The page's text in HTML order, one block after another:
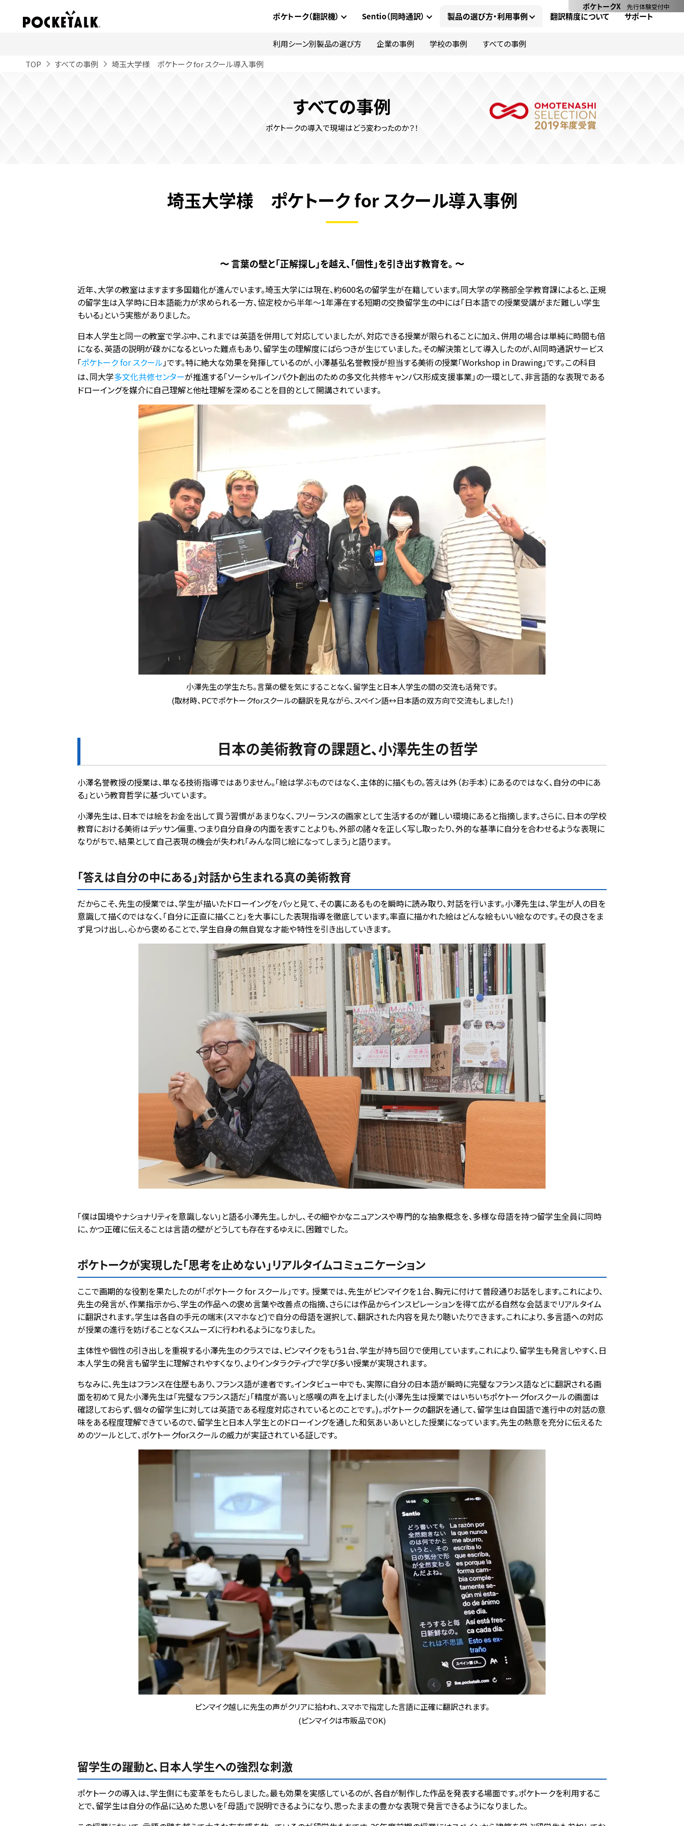
ポケトーク（翻訳機） Sentio（同時通訳） 製品の選び方・利用事例
利用シーン別製品の選び方 企業の事例 学校の事例 すべての事例
翻訳精度について サポート
ポケトークX 先行体験受付中
TOP すべての事例 埼玉大学様 ポケトーク for スクール導入事例
すべての事例
ポケトークの導入で現場はどう変わったのか？！
埼玉大学様 ポケトーク for スクール導入事例
〜 言葉の壁と「正解探し」を越え、「個性」を引き出す教育を。 〜
近年、大学の教室はますます多国籍化が進んでいます。埼玉大学には現在、約600名の留学生が在籍しています。同大学の学務部全学教育課によると、正規
の留学生は入学時に日本語能力が求められる一方、協定校から半年〜1年滞在する短期の交換留学生の中には「日本語での授業受講がまだ難しい学生
もいる」という実態がありました。
日本人学生と同一の教室で学ぶ中、これまでは英語を併用して対応していましたが、対応できる授業が限られることに加え、併用の場合は単純に時間も倍
になる、英語の説明が疎かになるといった難点もあり、留学生の理解度にばらつきが生じていました。その解決策として導入したのが、AI同時通訳サービス
「ポケトーク for スクール 」です。特に絶大な効果を発揮しているのが、小澤基弘名誉教授が担当する美術の授業「Workshop in Drawing」です。この科目
は、同大学多文化共修センターが推進する「ソーシャルインパクト創出のための多文化共修キャンパス形成支援事業」の一環として、非言語的な表現である
ドローイングを媒介に自己理解と他社理解を深めることを目的として開講されています。
小澤先生の学生たち。言葉の壁を気にすることなく、留学生と日本人学生の間の交流も活発です。
(取材時、PCでポケトークforスクールの翻訳を見ながら、スペイン語↔︎日本語の双方向で交流もしました！)
日本の美術教育の課題と、小澤先生の哲学
小澤名誉教授の授業は、単なる技術指導ではありません。「絵は学ぶものではなく、主体的に描くもの。答えは外（お手本）にあるのではなく、自分の中にあ
る」という教育哲学に基づいています。
小澤先生は、日本では絵をお金を出して買う習慣があまりなく、フリーランスの画家として生活するのが難しい環境にあると指摘します。さらに、日本の学校
教育における美術はデッサン偏重、つまり自分自身の内面を表すことよりも、外部の諸々を正しく写し取ったり、外的な基準に自分を合わせるような表現に
なりがちで、結果として自己表現の機会が失われ「みんな同じ絵になってしまう」と語ります。
「答えは自分の中にある」対話から生まれる真の美術教育
だからこそ、先生の授業では、学生が描いたドローイングをパッと見て、その裏にあるものを瞬時に読み取り、対話を行います。小澤先生は、学生が人の目を
意識して描くのではなく、「自分に正直に描くこと」を大事にした表現指導を徹底しています。率直に描かれた絵はどんな絵もいい絵なのです。その良さをま
ず見つけ出し、心から褒めることで、学生自身の無自覚な才能や特性を引き出していきます。
「僕は国境やナショナリティを意識しない」と語る小澤先生。しかし、その細やかなニュアンスや専門的な抽象概念を、多様な母語を持つ留学生全員に同時
に、かつ正確に伝えることは言語の壁がどうしても存在するゆえに、困難でした。
ポケトークが実現した「思考を止めない」リアルタイムコミュニケーション
ここで画期的な役割を果たしたのが「ポケトーク for スクール」です。 授業では、先生がピンマイクを１台、胸元に付けて普段通りお話をします。これにより、
先生の発言が、作業指示から、学生の作品への褒め言葉や改善点の指摘、さらには作品からインスピレーションを得て広がる自然な会話までリアルタイム
に翻訳されます。学生は各自の手元の端末(スマホなど)で自分の母語を選択して、翻訳された内容を見たり聴いたりできます。これにより、多言語への対応
が授業の進行を妨げることなくスムーズに行われるようになりました。
主体性や個性の引き出しを重視する小澤先生のクラスでは、ピンマイクをもう１台、学生が持ち回りで使用しています。これにより、留学生も発言しやすく、日
本人学生の発言も留学生に理解されやすくなり、よりインタラクティブで学び多い授業が実現されます。
ちなみに、先生はフランス在住歴もあり、フランス語が達者です。インタビュー中でも、実際に自分の日本語が瞬時に完璧なフランス語などに翻訳される画
面を初めて見た小澤先生は「完璧なフランス語だ」「精度が高い」と感嘆の声を上げました(小澤先生は授業ではいちいちポケトークforスクールの画面は
確認しておらず、個々の留学生に対しては英語である程度対応されているとのことです。)。ポケトークの翻訳を通して、留学生は自国語で進行中の対話の意
味をある程度理解できているので、留学生と日本人学生とのドローイングを通した和気あいあいとした授業になっています。先生の熱意を充分に伝えるた
めのツールとして、ポケトークforスクールの威力が実証されている証しです。
ピンマイク越しに先生の声がクリアに拾われ、スマホで指定した言語に正確に翻訳されます。
(ピンマイクは市販品でOK)
留学生の躍動と、日本人学生への強烈な刺激
ポケトークの導入は、学生側にも変革をもたらしました。最も効果を実感しているのが、各自が制作した作品を発表する場面です。ポケトークを利用するこ
とで、留学生は自分の作品に込めた思いを「母語」で説明できるようになり、思ったままの豊かな表現で発言できるようになりました。